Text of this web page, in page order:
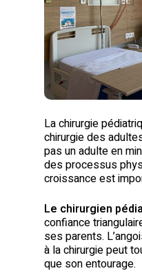
La chirurgie
chirurgie des
pas un adulte en
des processus
croissance est
Le chirurgien
confiance
ses parents.
à la chirurgie peut
que son entourage.